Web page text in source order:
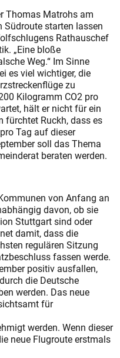
Thomas Matrohs am
Südroute starten lassen
Rathauschef
„Eine bloße
Weg.“ Im Sinne
es viel wichtiger, die
zu
Kilogramm CO2 pro
hält er nicht für ein
fürchtet Ruckh, dass es
Tag auf dieser
soll das Thema
beraten werden.
von Anfang an
davon, ob sie
Stuttgart sind oder
damit, dass die
regulären Sitzung
fassen werde.
positiv ausfallen,
die Deutsche
werden. Das neue
für
werden. Wenn dieser
neue Flugroute erstmals